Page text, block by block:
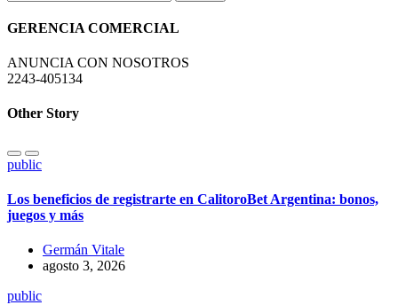
GERENCIA COMERCIAL
ANUNCIA CON NOSOTROS
2243-405134
Other Story
public
Los beneficios de registrarte en CalitoroBet Argentina: bonos,
juegos y más
Germán Vitale
agosto 3, 2026
public